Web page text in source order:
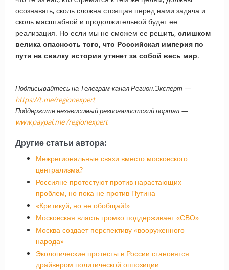
осознавать, сколь сложна стоящая перед нами задача и
сколь масштабной и продолжительной будет ее
реализация. Но если мы не сможем ее решить, слишком
велика опасность того, что Российская империя по
пути на свалку истории утянет за собой весь мир.
Подписывайтесь на Телеграм-канал Регион.Эксперт —
https://t.me/regionexpert
Поддержите независимый регионалистский портал —
www.paypal.me /regionexpert
Другие статьи автора:
Межрегиональные связи вместо московского
централизма?
Россияне протестуют против нарастающих
проблем, но пока не против Путина
«Критикуй, но не обобщай!»
Московская власть громко поддерживает «СВО»
Москва создает перспективу «вооруженного
народа»
Экологические протесты в России становятся
драйвером политической оппозиции